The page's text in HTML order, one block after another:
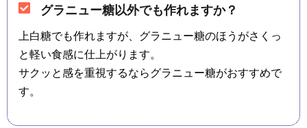
グラニュー糖以外でも作れますか？
上白糖でも作れますが、グラニュー糖のほうがさくっ
と軽い食感に仕上がります。
サクッと感を重視するならグラニュー糖がおすすめで
す。